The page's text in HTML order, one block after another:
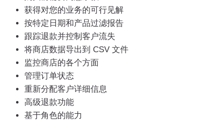
获得对您的业务的可行见解
按特定日期和产品过滤报告
跟踪退款并控制客户流失
将商店数据导出到 CSV 文件
监控商店的各个方面
管理订单状态
重新分配客户详细信息
高级退款功能
基于角色的能力